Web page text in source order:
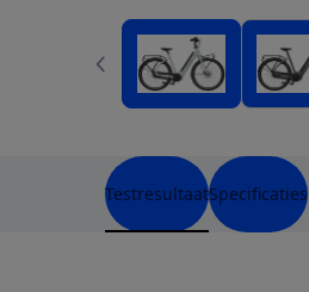
TestresultaatSpecificaties